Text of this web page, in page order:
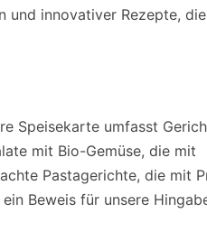
und innovativer Rezepte,
Speisekarte umfasst
mit Bio-Gemüse, die mit
Pastagerichte, die mit
Beweis für unsere